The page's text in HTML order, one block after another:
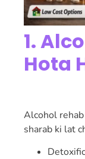
1.
Hota
Alcohol
sharab ki lat